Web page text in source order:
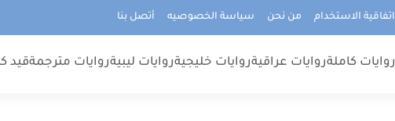
اتفاقية الاستخدام من نحن سياسة الخصوصيه أتصل بنا
روايات كاملةروايات عراقيةروايات خليجيةروايات ليبيةروايات مترجمةقيد